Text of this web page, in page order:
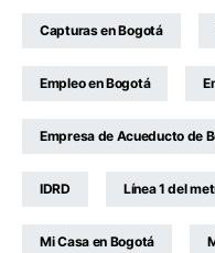
Capturas en Bogotá
Empleo en Bogotá
Empresa de Acueducto de
IDRD Línea 1 del
Mi Casa en Bogotá